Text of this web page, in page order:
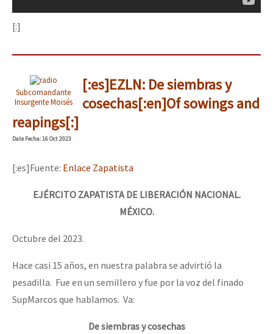
Eventos
[:]
Subcomandante
Insurgente Moisés
[:es]EZLN: De siembras y
cosechas[:en]Of sowings and
reapings[:]
DateFecha: 16 Oct 2023
[:es]Fuente: Enlace Zapatista
EJÉRCITO ZAPATISTA DE LIBERACIÓN NACIONAL.
MÉXICO.
Octubre del 2023.
Hace casi 15 años, en nuestra palabra se advirtió la
pesadilla. Fue en un semillero y fue por la voz del finado
SupMarcos que hablamos. Va:
De siembras y cosechas